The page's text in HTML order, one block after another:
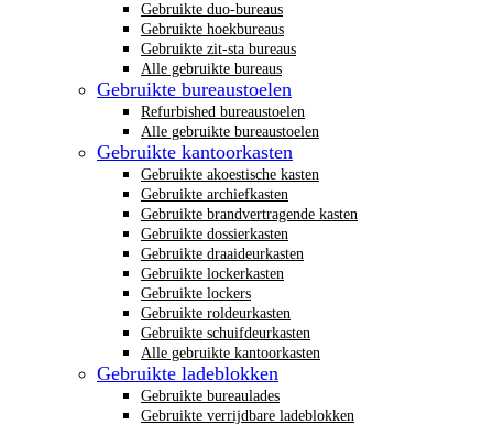
Gebruikte duo-bureaus
Gebruikte hoekbureaus
Gebruikte zit-sta bureaus
Alle gebruikte bureaus
Gebruikte bureaustoelen
Refurbished bureaustoelen
Alle gebruikte bureaustoelen
Gebruikte kantoorkasten
Gebruikte akoestische kasten
Gebruikte archiefkasten
Gebruikte brandvertragende kasten
Gebruikte dossierkasten
Gebruikte draaideurkasten
Gebruikte lockerkasten
Gebruikte lockers
Gebruikte roldeurkasten
Gebruikte schuifdeurkasten
Alle gebruikte kantoorkasten
Gebruikte ladeblokken
Gebruikte bureaulades
Gebruikte verrijdbare ladeblokken